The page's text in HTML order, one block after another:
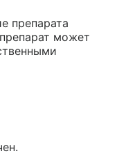
препарата
может